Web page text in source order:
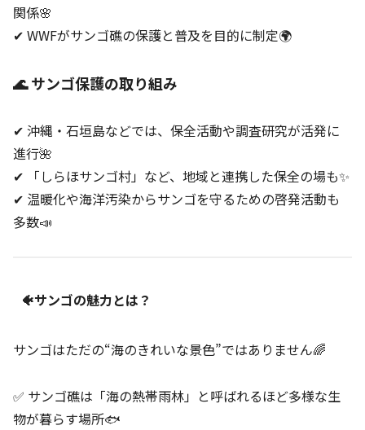
関係🌸
✔ WWFがサンゴ礁の保護と普及を目的に制定🌍
🌊 サンゴ保護の取り組み
✔ 沖縄・石垣島などでは、保全活動や調査研究が活発に
進行🌺
✔ 「しらほサンゴ村」など、地域と連携した保全の場も✨
✔ 温暖化や海洋汚染からサンゴを守るための啓発活動も
多数📣
🐠サンゴの魅力とは？
サンゴはただの“海のきれいな景色”ではありません🌈
✅ サンゴ礁は「海の熱帯雨林」と呼ばれるほど多様な生
物が暮らす場所🐟